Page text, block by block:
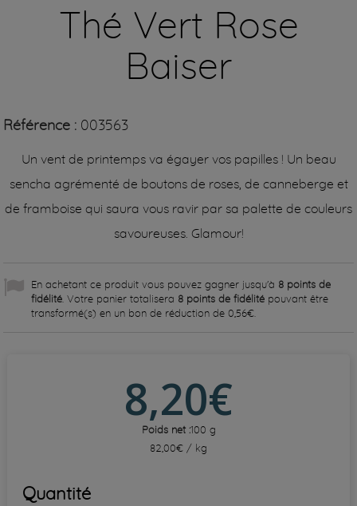
Thé Vert Rose
Baiser
Référence : 003563
Un vent de printemps va égayer vos papilles ! Un beau
sencha agrémenté de boutons de roses, de canneberge et
de framboise qui saura vous ravir par sa palette de couleurs
savoureuses. Glamour!
En achetant ce produit vous pouvez gagner jusqu'à 8 points de
fidélité . Votre panier totalisera 8 points de fidélité pouvant être
transformé(s) en un bon de réduction de0,56€
8,20€
Poids net :100 g
82,00€ / kg
Quantité